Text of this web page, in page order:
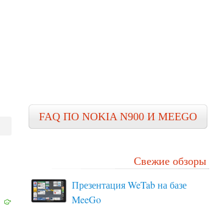
FAQ ПО NOKIA N900 И MEEGO
Свежие обзоры
Презентация WeTab на базе
MeeGo